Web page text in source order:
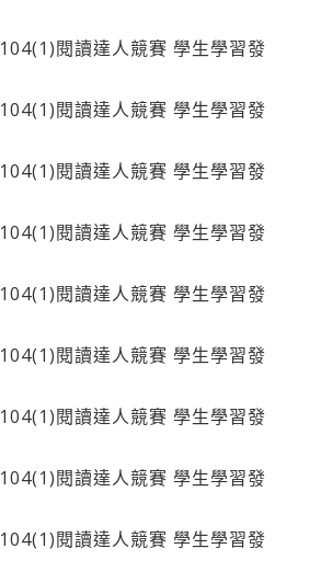
104(1)閱讀達人競賽 學生學習發
104(1)閱讀達人競賽 學生學習發
104(1)閱讀達人競賽 學生學習發
104(1)閱讀達人競賽 學生學習發
104(1)閱讀達人競賽 學生學習發
104(1)閱讀達人競賽 學生學習發
104(1)閱讀達人競賽 學生學習發
104(1)閱讀達人競賽 學生學習發
104(1)閱讀達人競賽 學生學習發